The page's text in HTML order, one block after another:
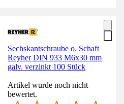
Sechskantschraube o. Schaft
Reyher DIN 933 M6x30 mm
galv. verzinkt 100 Stück
Artikel wurde noch nicht
bewertet.